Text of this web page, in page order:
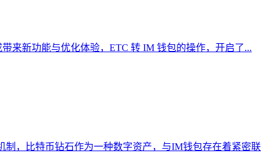
来新功能与优化体验，ETC 转 IM 钱包的操作，开启了...
，比特币钻石作为一种数字资产，与IM钱包存在着紧密联